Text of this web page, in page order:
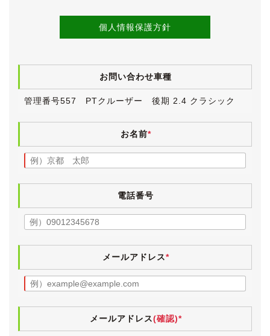
ボディは、全体的にきれいな状態です。
入庫時にフロント＆リアバンパーに少し傷がございまし
その他、中古車ですので小傷・薄傷・小凹・補修跡など
探せば見つかるかと思いますが、大きく目立つものはご
ざいません。
ボディにはまだ十分に艶が残っており、ヘッドランプレ
えます。
入庫時、タイヤが交換時期でしたので、GOODYEARの
日本製タイヤに４本とも新品交換いたしました。
【内装】
灰皿やシガーライターは使用された形跡が見受けられ
ず、当然ですがヤニ汚れやタバコ臭は皆無です。
ペット等の嫌な臭いもなく、清潔感のあるインテリアで
気持ちよくお乗りいただけるよう、入庫時に業務用除菌
スチームを施工しています。
個人情報保護方針
お問い合わせ車種
管理番号557 PTクルーザー 後期 2.4 クラシック
お名前*
電話番号
メールアドレス*
メールアドレス(確認)*